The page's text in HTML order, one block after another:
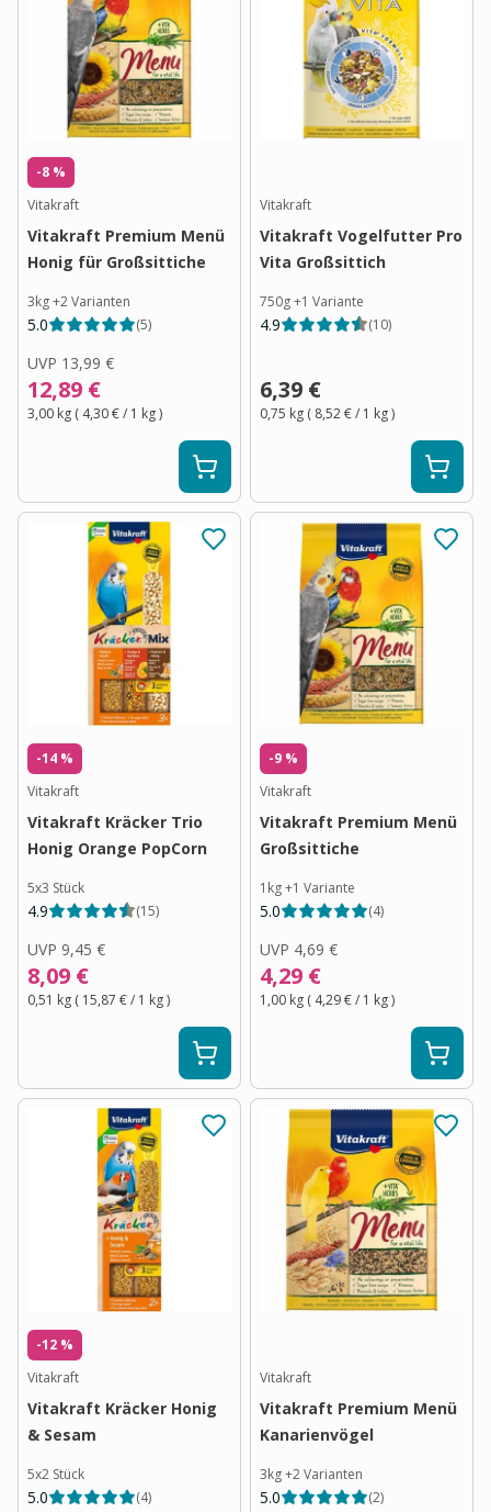
-8 %
Vitakraft
Vitakraft Premium Menü
Honig für Großsittiche
3kg+2Varianten
5.0 (5)
UVP 13,99 €
12,89 €
3,00 kg ( 4,30 €/ 1 kg)
Vitakraft
Vitakraft Vogelfutter Pro
Vita Großsittich
750g+1 Variante
4.9 (10)
6,39 €
0,75 kg ( 8,52 €/ 1 kg)
-14 %
Vitakraft
Vitakraft Kräcker Trio
Honig Orange PopCorn
5x3 Stück
4.9 (15)
UVP 9,45 €
8,09 €
0,51 kg ( 15,87 €/ 1 kg)
-9 %
Vitakraft
Vitakraft Premium Menü
Großsittiche
1kg+1 Variante
5.0 (4)
UVP 4,69 €
4,29 €
1,00 kg ( 4,29 €/ 1 kg)
-12 %
Vitakraft
Vitakraft Kräcker Honig
& Sesam
5x2 Stück
5.0 (4)
Vitakraft
Vitakraft Premium Menü
Kanarienvögel
3kg+2Varianten
5.0 (2)